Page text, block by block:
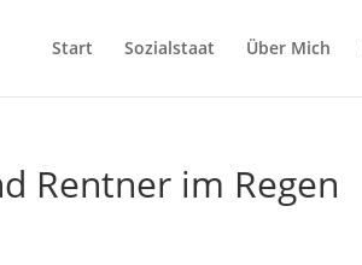
Start Sozialstaat Über Mich
Rentner im Regen